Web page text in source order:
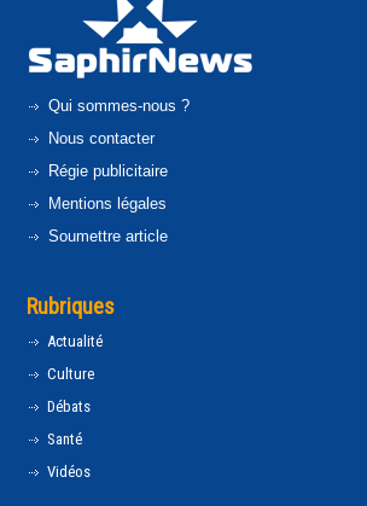
Qui sommes-nous ?
Nous contacter
Régie publicitaire
Mentions légales
Soumettre article
Rubriques
Actualité
Culture
Débats
Santé
Vidéos